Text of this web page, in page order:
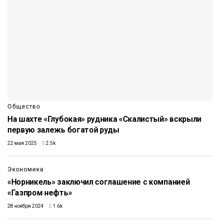
Общество
На шахте «Глубокая» рудника «Скалистый» вскрыли
первую залежь богатой руды
22 мая 2025 2.5k
Экономика
«Норникель» заключил соглашение с компанией
«Газпром нефть»
28 ноября 2024 1.6k